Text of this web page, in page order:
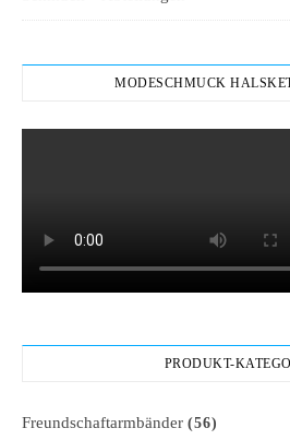
MODESCHMUCK
PRODUKT-
Freundschaftarmbänder (56)